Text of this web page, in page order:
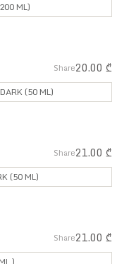
20.00 ₾
Share
21.00 ₾
Share
21.00 ₾
Share